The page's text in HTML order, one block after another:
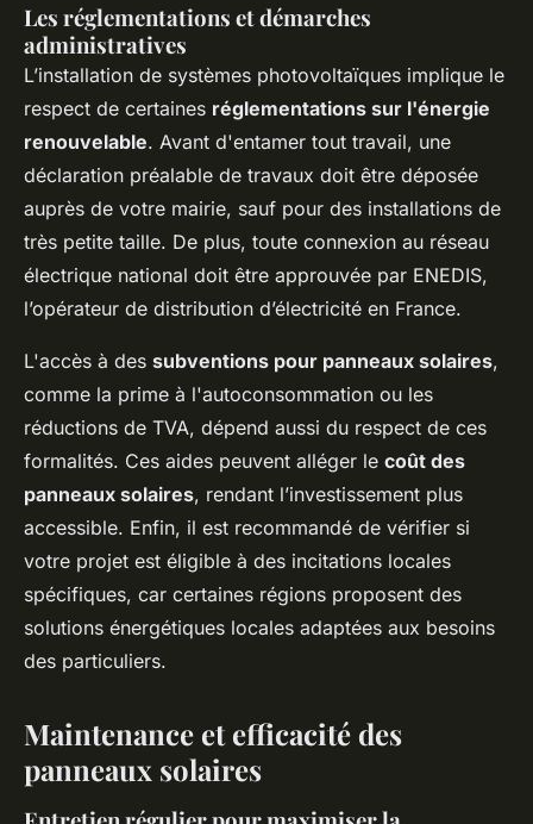
Les réglementations et démarches
administratives
L’installation de systèmes photovoltaïques implique le
respect de certaines réglementations sur l'énergie
renouvelable. Avant d'entamer tout travail, une
déclaration préalable de travaux doit être déposée
auprès de votre mairie, sauf pour des installations de
très petite taille. De plus, toute connexion au réseau
électrique national doit être approuvée par ENEDIS,
l’opérateur de distribution d’électricité en France.
L'accès à des subventions pour panneaux solaires,
comme la prime à l'autoconsommation ou les
réductions de TVA, dépend aussi du respect de ces
formalités. Ces aides peuvent alléger le coût des
panneaux solaires, rendant l’investissement plus
accessible. Enfin, il est recommandé de vérifier si
votre projet est éligible à des incitations locales
spécifiques, car certaines régions proposent des
solutions énergétiques locales adaptées aux besoins
des particuliers.
Maintenance et efficacité des
panneaux solaires